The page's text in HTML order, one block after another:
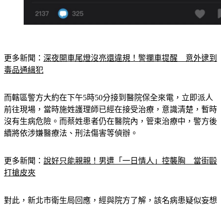
更多新聞： 深夜開車尾燈沒亮還違規！警攔車提醒　意外逮到
毒品通緝犯
而轄區警方大約在下午5時50分接到醫院保全來電，立即派人
前往現場，當時施姓護理師已經在接受治療，意識清楚，暫時
沒有生病危險。而蔡姓患者仍在醫院內，管束治療中，警方後
續將依涉嫌醫療法、刑法傷害等偵辦。
更多新聞： 說好只能親親！男遭「一日情人」控襲胸　當街毆
打搶皮夾
對此，新北市衛生局回應，經與院方了解，該名病患疑似妄想